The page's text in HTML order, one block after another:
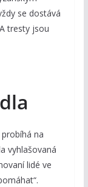
se dostává
tresty jsou
na
vyhlašovaná
lidé ve